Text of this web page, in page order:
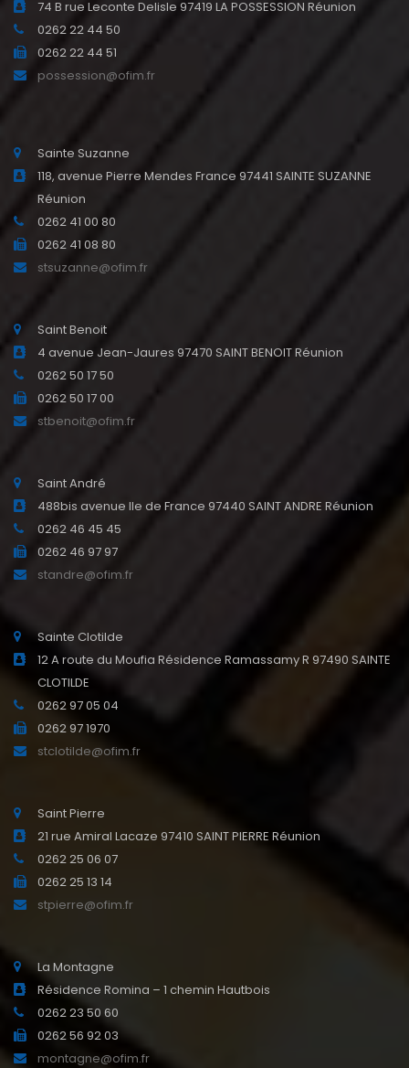
74 B rue Leconte Delisle 97419 LA POSSESSION Réunion
0262 22 44 50
0262 22 44 51
possession@ofim.fr
Sainte Suzanne
118, avenue Pierre Mendes France 97441 SAINTE SUZANNE
Réunion
0262 41 00 80
0262 41 08 80
stsuzanne@ofim.fr
Saint Benoit
4 avenue Jean-Jaures 97470 SAINT BENOIT Réunion
0262 50 17 50
0262 50 17 00
stbenoit@ofim.fr
Saint André
488bis avenue Ile de France 97440 SAINT ANDRE Réunion
0262 46 45 45
0262 46 97 97
standre@ofim.fr
Sainte Clotilde
12 A route du Moufia Résidence Ramassamy R 97490 SAINTE
CLOTILDE
0262 97 05 04
0262 97 1970
stclotilde@ofim.fr
Saint Pierre
21 rue Amiral Lacaze 97410 SAINT PIERRE Réunion
0262 25 06 07
0262 25 13 14
stpierre@ofim.fr
La Montagne
Résidence Romina – 1 chemin Hautbois
0262 23 50 60
0262 56 92 03
montagne@ofim.fr